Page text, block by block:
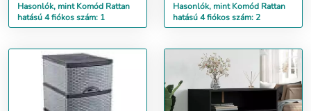
Hasonlók, mint Komód Rattan
hatású 4 fiókos szám: 1
Hasonlók, mint Komód Rattan
hatású 4 fiókos szám: 2